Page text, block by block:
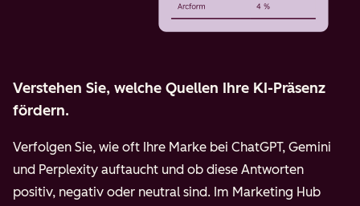
Verstehen Sie, welche Quellen Ihre KI-Präsenz
fördern.
Verfolgen Sie, wie oft Ihre Marke bei ChatGPT, Gemini
und Perplexity auftaucht und ob diese Antworten
positiv, negativ oder neutral sind. Im Marketing Hub